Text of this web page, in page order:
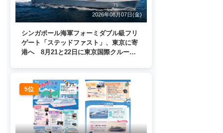
2026年08月07日(金)
シンガポール海軍フォーミダブル級フリ
ゲート「ステッドファスト」、東京に寄
港へ 8月21と22日に東京国際クルーズ
5位